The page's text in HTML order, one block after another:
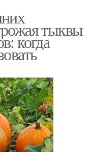
тыквы
когда